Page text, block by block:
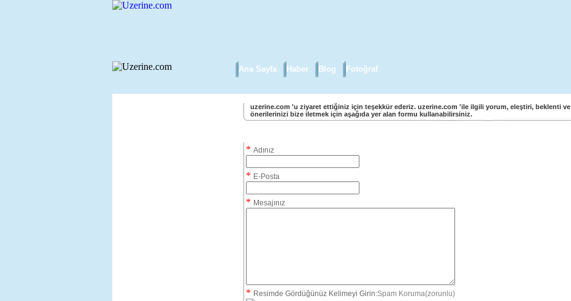
Ana Sayfa Haber Blog Fotoğraf
uzerine.com 'u ziyaret ettiğiniz için teşekkür ederiz. uzerine.com 'ile ilgili yorum, eleştiri, beklenti ve
önerilerinizi bize iletmek için aşağıda yer alan formu kullanabilirsiniz.
* Adınız
* E-Posta
* Mesajınız
* Resimde Gördüğünüz Kelimeyi Girin:Spam Koruma(zorunlu)